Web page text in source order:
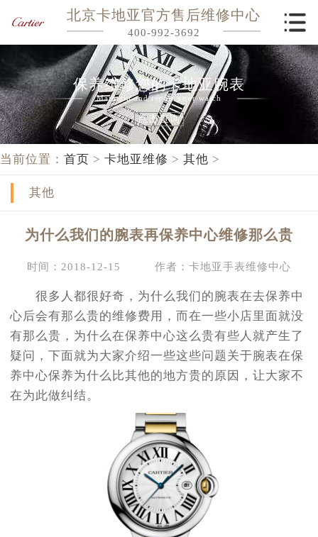
北京卡地亚官方售后维修中心
400-992-3692
保养维修您的卡地亚腕表
Maintain and repair your watch
点击查询
当前位置： 首页 > 卡地亚维修 > 其他 >
其他
为什么我们的腕表再保养中心维修那么贵
时间：2018-12-15 作者：卡地亚手表维修中心
很多人都很好奇，为什么我们的腕表在去保养中
心后会有那么贵的维修费用，而在一些小店里面就没
有那么贵，为什么在保养中心这么贵有些人就产生了
疑问，下面就为大家介绍一些这些问题关于腕表在保
养中心保养为什么比其他的地方贵的原因，让大家不
在为此做纠结。